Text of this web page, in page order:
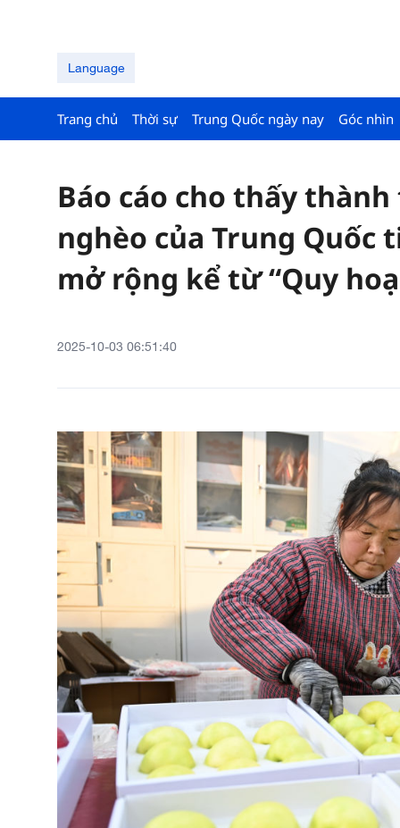
Language
Trang chủ Thời sự Trung Quốc ngày nay Góc nhìn
Báo cáo cho thấy
nghèo của Trung Quốc
mở rộng kể từ “Quy
2025-10-03 06:51:40